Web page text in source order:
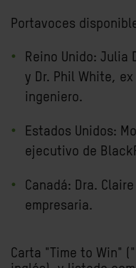
Portavoces
Reino Unido: Julia
y Dr. Phil White,
ingeniero.
Estados Unidos:
ejecutivo de
Canadá: Dra.
empresaria.
Carta "Time to Win"